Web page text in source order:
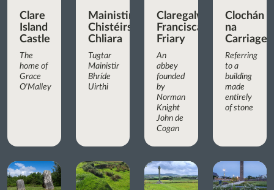
Clare
Island
Castle
The
home of
Grace
O'Malley
Mainistir
Chistéirseach
Chliara
Tugtar
Mainistir
Bhríde
Uirthi
Claregalway
Franciscan
Friary
An
abbey
founded
by
Norman
Knight
John de
Cogan
Clochán
na
Carriage
Referring
to a
building
made
entirely
of stone